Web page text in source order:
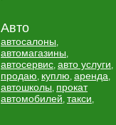
Авто
автосалоны,
автомагазины,
автосервис, авто услуги,
продаю, куплю, аренда,
автошколы, прокат
автомобилей, такси,